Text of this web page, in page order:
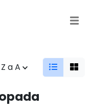
Z a A